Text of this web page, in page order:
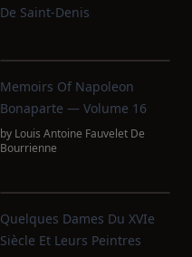
De Saint-Denis
Memoirs Of Napoleon
Bonaparte — Volume 16
by Louis Antoine Fauvelet De
Bourrienne
Quelques Dames Du XVIe
Siècle Et Leurs Peintres